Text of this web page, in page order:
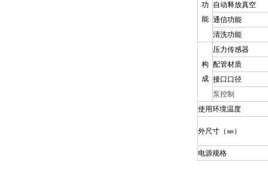
功
能
自动释放真空
通信功能
清洗功能
构
成
压力传感器
配管材质
接口口径
泵控制
使用环境温度
外尺寸 （㎜）
电源规格